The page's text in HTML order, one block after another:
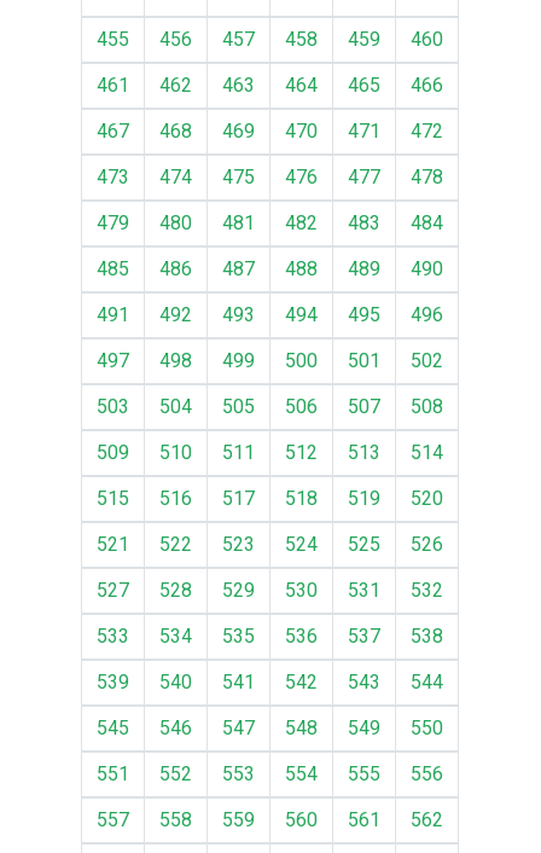
455
456 457 458 459
460
461
462 463 464 465
466
467
468 469 470 471
472
473
474 475 476 477
478
479
480 481 482 483
484
485
486 487 488 489
490
491
492 493 494 495
496
497
498 499 500 501
502
503
504 505 506 507
508
509
510 511 512 513
514
515
516 517 518 519
520
521
522 523 524 525
526
527
528 529 530 531
532
533
534 535 536 537
538
539
540 541 542 543
544
545
546 547 548 549
550
551
552 553 554 555
556
557
558 559 560 561
562